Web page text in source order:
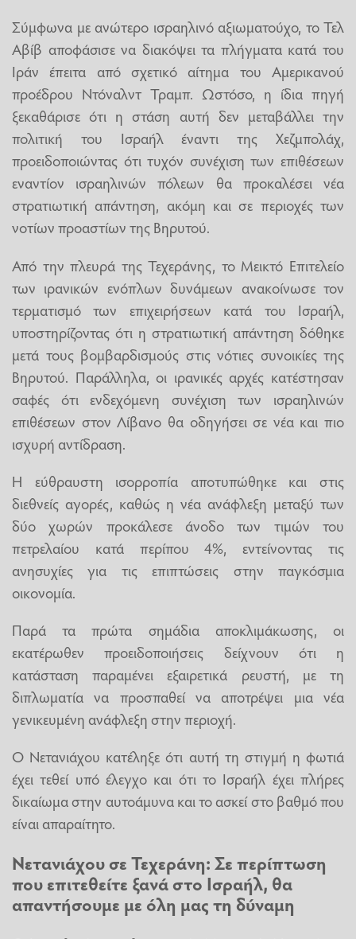
Σύμφωνα με ανώτερο ισραηλινό αξιωματούχο, το Τελ
Αβίβ αποφάσισε να διακόψει τα πλήγματα κατά του
Ιράν έπειτα από σχετικό αίτημα του Αμερικανού
προέδρου Ντόναλντ Τραμπ. Ωστόσο, η ίδια πηγή
ξεκαθάρισε ότι η στάση αυτή δεν μεταβάλλει την
πολιτική του Ισραήλ έναντι της Χεζμπολάχ,
προειδοποιώντας ότι τυχόν συνέχιση των επιθέσεων
εναντίον ισραηλινών πόλεων θα προκαλέσει νέα
στρατιωτική απάντηση, ακόμη και σε περιοχές των
νοτίων προαστίων της Βηρυτού.
Από την πλευρά της Τεχεράνης, το Μεικτό Επιτελείο
των ιρανικών ενόπλων δυνάμεων ανακοίνωσε τον
τερματισμό των επιχειρήσεων κατά του Ισραήλ,
υποστηρίζοντας ότι η στρατιωτική απάντηση δόθηκε
μετά τους βομβαρδισμούς στις νότιες συνοικίες της
Βηρυτού. Παράλληλα, οι ιρανικές αρχές κατέστησαν
σαφές ότι ενδεχόμενη συνέχιση των ισραηλινών
επιθέσεων στον Λίβανο θα οδηγήσει σε νέα και πιο
ισχυρή αντίδραση.
Η εύθραυστη ισορροπία αποτυπώθηκε και στις
διεθνείς αγορές, καθώς η νέα ανάφλεξη μεταξύ των
δύο χωρών προκάλεσε άνοδο των τιμών του
πετρελαίου κατά περίπου 4%, εντείνοντας τις
ανησυχίες για τις επιπτώσεις στην παγκόσμια
οικονομία.
Παρά τα πρώτα σημάδια αποκλιμάκωσης, οι
εκατέρωθεν προειδοποιήσεις δείχνουν ότι η
κατάσταση παραμένει εξαιρετικά ρευστή, με τη
διπλωματία να προσπαθεί να αποτρέψει μια νέα
γενικευμένη ανάφλεξη στην περιοχή.
Ο Νετανιάχου κατέληξε ότι αυτή τη στιγμή η φωτιά
έχει τεθεί υπό έλεγχο και ότι το Ισραήλ έχει πλήρες
δικαίωμα στην αυτοάμυνα και το ασκεί στο βαθμό που
είναι απαραίτητο.
Νετανιάχου σε Τεχεράνη: Σε περίπτωση
που επιτεθείτε ξανά στο Ισραήλ, θα
απαντήσουμε με όλη μας τη δύναμη